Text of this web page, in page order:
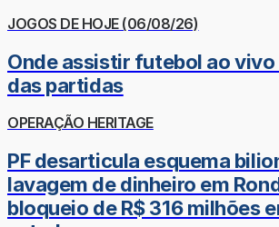
JOGOS DE HOJE (06/08/26)
Onde assistir futebol ao
das partidas
OPERAÇÃO HERITAGE
PF desarticula esquema
lavagem de dinheiro em
bloqueio de R$ 316 milhões